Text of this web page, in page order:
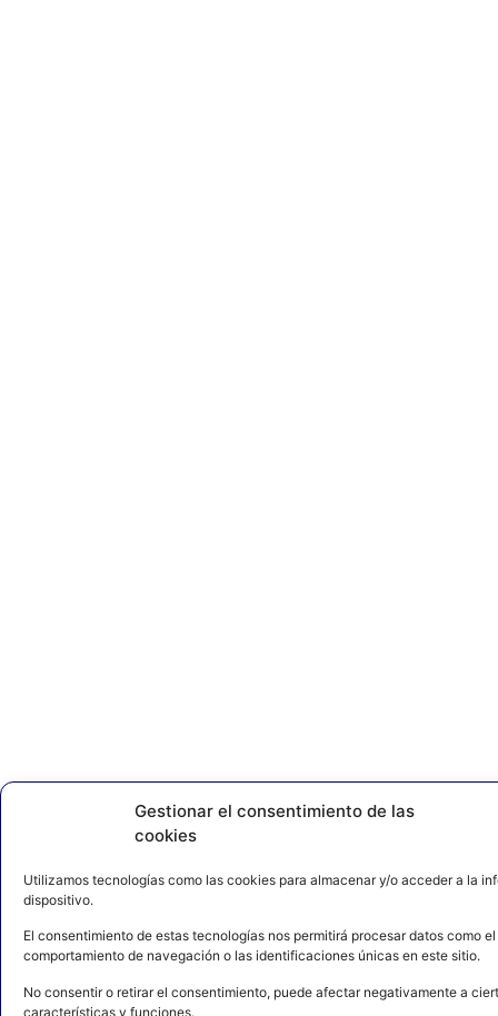
Gestionar el consentimiento de las
cookies
Utilizamos tecnologías como las cookies para almacenar y/o acceder a la
dispositivo.
El consentimiento de estas tecnologías nos permitirá procesar datos como el
comportamiento de navegación o las identificaciones únicas en este sitio.
No consentir o retirar el consentimiento, puede afectar negativamente a
características y funciones.